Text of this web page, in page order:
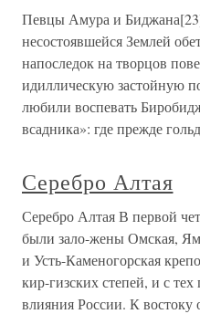
Певцы Амура и
несостоявшейся Землей
напоследок на творцов
идиллическую застойную
любили воспевать
всадника»: где прежде
Серебро Алтая
Серебро Алтая В первой
были зало-жены Омская,
и Усть-Каменогорская
кир-гизских степей, и с
влияния России. К востоку